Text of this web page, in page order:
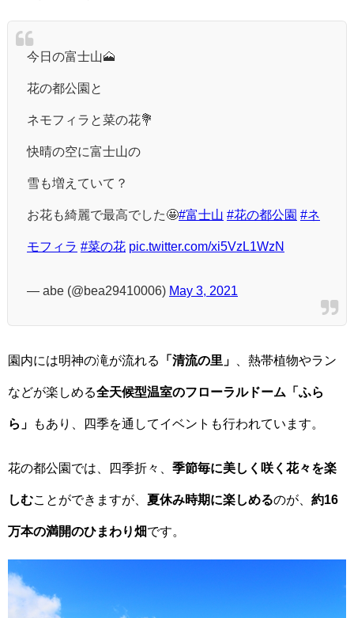
今日の富士山🗻
花の都公園と
ネモフィラと菜の花💐
快晴の空に富士山の
雪も増えていて？
お花も綺麗で最高でした🤩#富士山 #花の都公園 #ネ
モフィラ #菜の花 pic.twitter.com/xi5VzL1WzN
— abe (@bea29410006) May 3, 2021
園内には明神の滝が流れる 「清流の里」 、熱帯植物やラン
などが楽しめる全天候型温室のフローラルドーム「ふら
ら」 もあり、四季を通してイベントも行われています。
花の都公園では、四季折々、 季節毎に美しく咲く花々を楽
しむ ことができますが、 夏休み時期に楽しめるのが、 約16
万本の満開のひまわり畑です。